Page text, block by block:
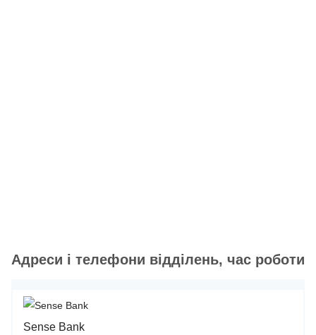
Адреси і телефони відділень, час роботи
Sense Bank